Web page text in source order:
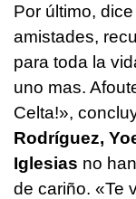
Por último,
amistades,
para toda la
uno mas.
Celta!»,
Rodríguez,
Iglesias no
de cariño. «Te